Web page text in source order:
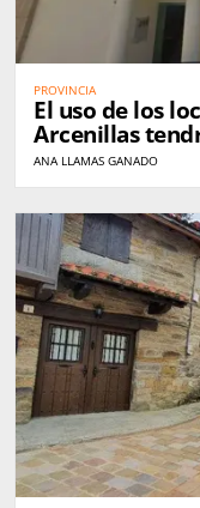
PROVINCIA
El uso de los
Arcenillas
ANA LLAMAS GANADO